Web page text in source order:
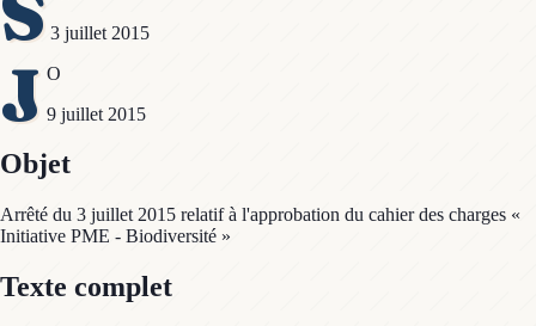
3 juillet 2015
J O
9 juillet 2015
Objet
Arrêté du 3 juillet 2015 relatif à l'approbation du cahier des charges «
Initiative PME - Biodiversité »
Texte complet